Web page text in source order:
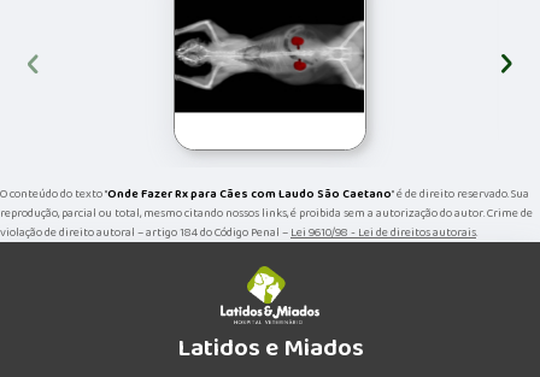
‹ ›
O conteúdo do texto "Onde Fazer Rx para Cães com Laudo São Caetano" é de direito reservado. Sua
reprodução, parcial ou total, mesmo citando nossos links, é proibida sem a autorização do autor. Crime de
violação de direito autoral – artigo 184 do Código Penal –Lei 9610/98 - Lei de direitos autorais.
Latidos e Miados